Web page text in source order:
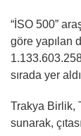
“İSO 500”
göre yapılan
sırada yer
Trakya Birlik,
sunarak,